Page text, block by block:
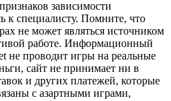
зависимости
к специалисту. Помните, что
не может являться источником
работе. Информационный
не проводит игры на реальные
сайт не принимает ни в
и других платежей, которые
с азартными играми,